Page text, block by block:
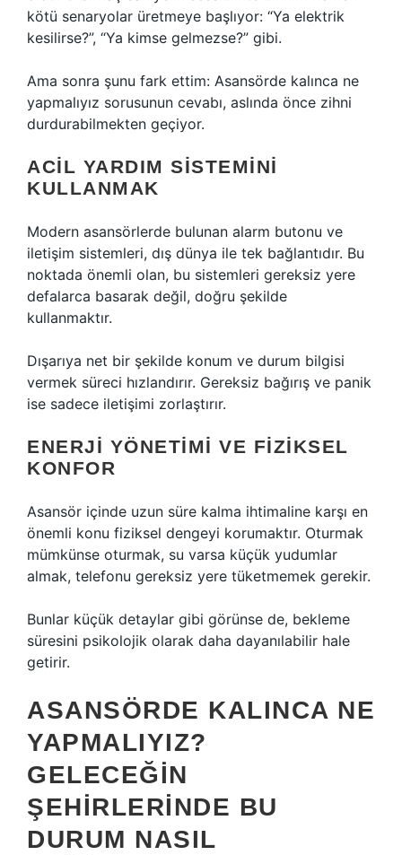
kötü senaryolar üretmeye başlıyor: “Ya elektrik
kesilirse?”, “Ya kimse gelmezse?” gibi.
Ama sonra şunu fark ettim: Asansörde kalınca ne
yapmalıyız sorusunun cevabı, aslında önce zihni
durdurabilmekten geçiyor.
ACIL YARDIM SISTEMINI
KULLANMAK
Modern asansörlerde bulunan alarm butonu ve
iletişim sistemleri, dış dünya ile tek bağlantıdır. Bu
noktada önemli olan, bu sistemleri gereksiz yere
defalarca basarak değil, doğru şekilde
kullanmaktır.
Dışarıya net bir şekilde konum ve durum bilgisi
vermek süreci hızlandırır. Gereksiz bağırış ve panik
ise sadece iletişimi zorlaştırır.
ENERJI YÖNETIMI VE FIZIKSEL
KONFOR
Asansör içinde uzun süre kalma ihtimaline karşı en
önemli konu fiziksel dengeyi korumaktır. Oturmak
mümkünse oturmak, su varsa küçük yudumlar
almak, telefonu gereksiz yere tüketmemek gerekir.
Bunlar küçük detaylar gibi görünse de, bekleme
süresini psikolojik olarak daha dayanılabilir hale
getirir.
ASANSÖRDE KALINCA NE
YAPMALIYIZ?
GELECEĞIN
ŞEHIRLERINDE BU
DURUM NASIL